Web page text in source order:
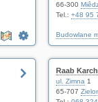
66-300
Tel.: +48 95
Budowlane
Raab
ul. Zimna 1
65-707